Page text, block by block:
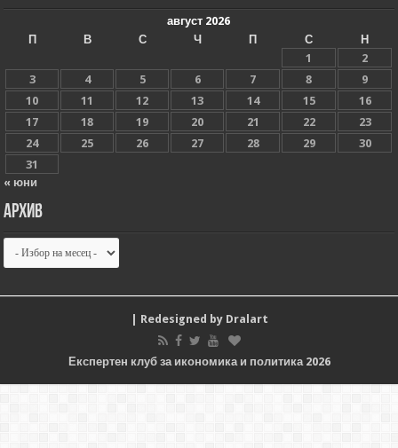
август 2026
П
В С Ч П С
Н
1
2
3
4 5 6 7 8
9
10
11 12 13 14 15
16
17
18 19 20 21 22
23
24
25 26 27 28 29
30
31
« юни
Архив
Архив
| Redesigned by Dralart
Експертен клуб за икономика и политика 2026